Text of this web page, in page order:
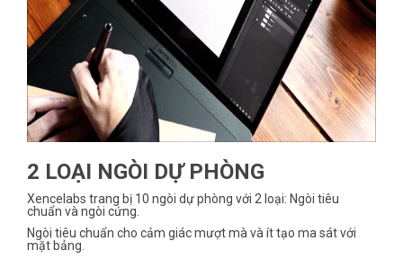
2 LOẠI NGÒI DỰ PHÒNG
Xencelabs trang bị 10 ngòi dự phòng với 2 loại: Ngòi tiêu
chuẩn và ngòi cứng.
Ngòi tiêu chuẩn cho cảm giác mượt mà và ít tạo ma sát với
mặt bảng.